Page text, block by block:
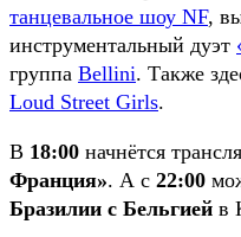
танцевальное шоу NF,
инструментальный дуэт
группа Bellini. Также
Loud Street Girls.
В 18:00 начнётся
Франция». А с 22:00
Бразилии с Бельгией в